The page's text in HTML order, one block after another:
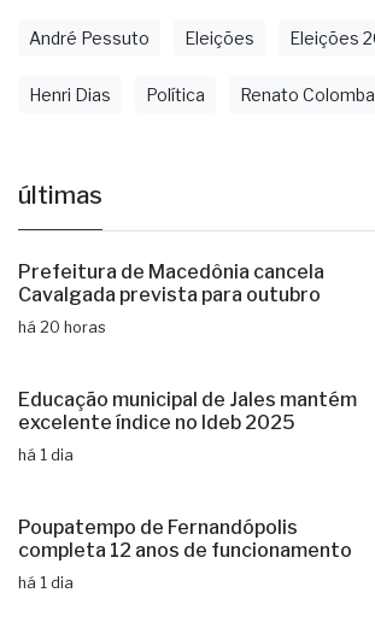
André Pessuto Eleições Eleições
Henri Dias Política Renato
últimas
Prefeitura de Macedônia cancela
Cavalgada prevista para outubro
há 20 horas
Educação municipal de Jales mantém
excelente índice no Ideb 2025
há 1 dia
Poupatempo de Fernandópolis
completa 12 anos de funcionamento
há 1 dia